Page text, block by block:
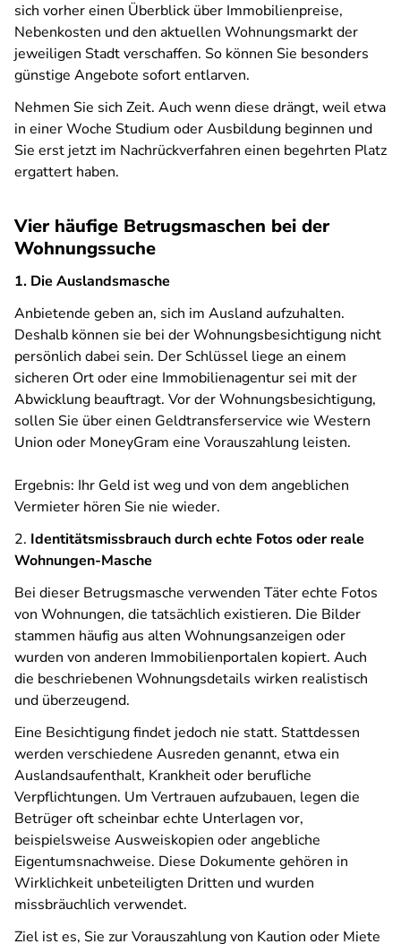
sich vorher einen Überblick über Immobilienpreise,
Nebenkosten und den aktuellen Wohnungsmarkt der
jeweiligen Stadt verschaffen. So können Sie besonders
günstige Angebote sofort entlarven.
Nehmen Sie sich Zeit. Auch wenn diese drängt, weil etwa
in einer Woche Studium oder Ausbildung beginnen und
Sie erst jetzt im Nachrückverfahren einen begehrten Platz
ergattert haben.
Vier häufige Betrugsmaschen bei der
Wohnungssuche
1. Die Auslandsmasche
Anbietende geben an, sich im Ausland aufzuhalten.
Deshalb können sie bei der Wohnungsbesichtigung nicht
persönlich dabei sein. Der Schlüssel liege an einem
sicheren Ort oder eine Immobilienagentur sei mit der
Abwicklung beauftragt. Vor der Wohnungsbesichtigung,
sollen Sie über einen Geldtransferservice wie Western
Union oder MoneyGram eine Vorauszahlung leisten.
Ergebnis: Ihr Geld ist weg und von dem angeblichen
Vermieter hören Sie nie wieder.
2. Identitätsmissbrauch durch echte Fotos oder reale
Wohnungen-Masche
Bei dieser Betrugsmasche verwenden Täter echte Fotos
von Wohnungen, die tatsächlich existieren. Die Bilder
stammen häufig aus alten Wohnungsanzeigen oder
wurden von anderen Immobilienportalen kopiert. Auch
die beschriebenen Wohnungsdetails wirken realistisch
und überzeugend.
Eine Besichtigung findet jedoch nie statt. Stattdessen
werden verschiedene Ausreden genannt, etwa ein
Auslandsaufenthalt, Krankheit oder berufliche
Verpflichtungen. Um Vertrauen aufzubauen, legen die
Betrüger oft scheinbar echte Unterlagen vor,
beispielsweise Ausweiskopien oder angebliche
Eigentumsnachweise. Diese Dokumente gehören in
Wirklichkeit unbeteiligten Dritten und wurden
missbräuchlich verwendet.
Ziel ist es, Sie zur Vorauszahlung von Kaution oder Miete